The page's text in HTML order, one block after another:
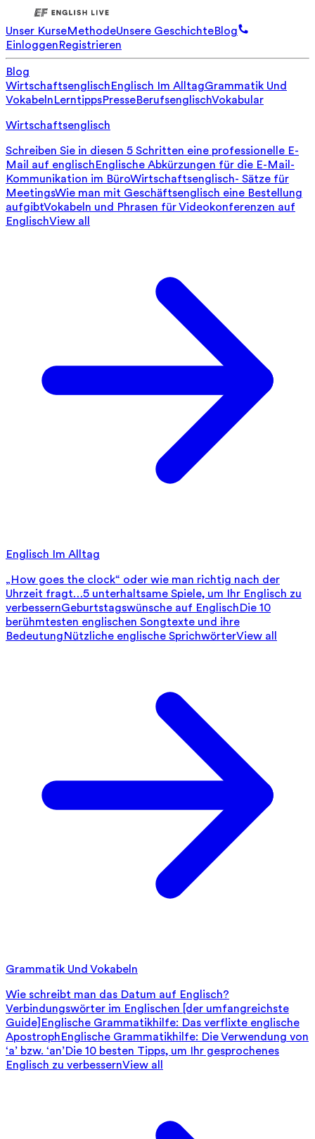
Unser KurseMethodeUnsere GeschichteBlog
EinloggenRegistrieren
Blog
WirtschaftsenglischEnglisch Im AlltagGrammatik Und
VokabelnLerntippsPresseBerufsenglischVokabular
Wirtschaftsenglisch
Schreiben Sie in diesen 5 Schritten eine professionelle E-
Mail auf englischEnglische Abkürzungen für die E-Mail-
Kommunikation im BüroWirtschaftsenglisch- Sätze für
MeetingsWie man mit Geschäftsenglisch eine Bestellung
aufgibtVokabeln und Phrasen für Videokonferenzen auf
EnglischView all
Englisch Im Alltag
„How goes the clock“ oder wie man richtig nach der
Uhrzeit fragt…5 unterhaltsame Spiele, um Ihr Englisch zu
verbessernGeburtstagswünsche auf EnglischDie 10
berühmtesten englischen Songtexte und ihre
BedeutungNützliche englische SprichwörterView all
Grammatik Und Vokabeln
Wie schreibt man das Datum auf Englisch?
Verbindungswörter im Englischen [der umfangreichste
Guide] Englische Grammatikhilfe: Das verflixte englische
ApostrophEnglische Grammatikhilfe: Die Verwendung von
‘a’ bzw. ‘an’Die 10 besten Tipps, um Ihr gesprochenes
Englisch zu verbessernView all